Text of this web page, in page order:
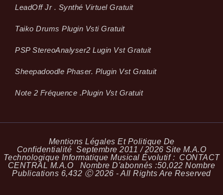
LeadOff Jr . Synthé Virtuel Gratuit
Taiko Drums Plugin Vsti Gratuit
PSP StereoAnalyser2 Lugin Vst Gratuit
Sheepadoodle Phaser. Plugin Vst Gratuit
Note 2 Fréquence .plugin Vst Gratuit
Mentions Légales Et Politique De
Confidentialité Septembre 2011 / 2026 Site M.A.O
Technologique Informatique Musical Évolutif : CONTACT
CENTRAL M.A.O Nombre D'abonnés :50,022 Nombre
Publications 6,432 Ⓒ 2026 - All Rights Are Reserved